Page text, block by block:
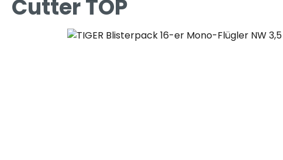
Cutter TOP
Bildergalerie überspringen